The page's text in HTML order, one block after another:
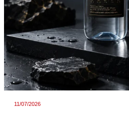
11/07/2026